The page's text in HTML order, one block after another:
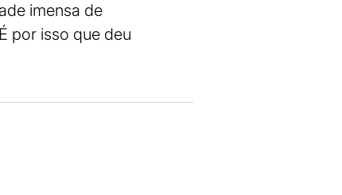
imensa de
por isso que deu